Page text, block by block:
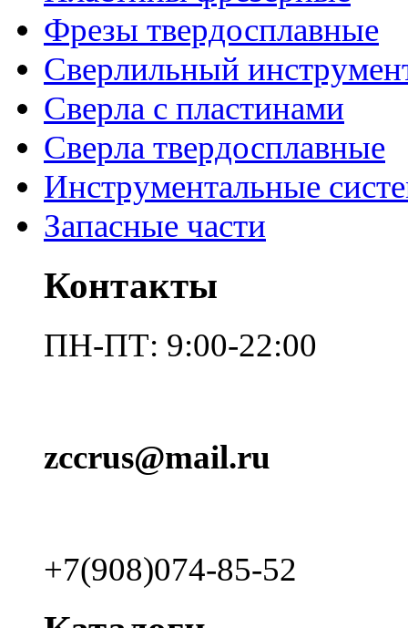
Фрезы твердосплавные
Сверлильный
Сверла с пластинами
Сверла твердосплавные
Инструментальные
Запасные части
Контакты
ПН-ПТ: 9:00-22:00
zccrus@mail.ru
+7(908)074-85-52